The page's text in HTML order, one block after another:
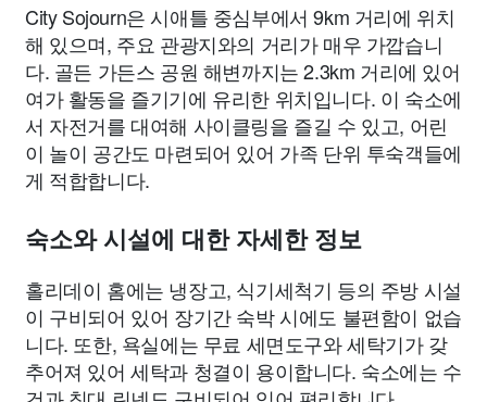
City Sojourn은 시애틀 중심부에서 9km 거리에 위치
해 있으며, 주요 관광지와의 거리가 매우 가깝습니
다. 골든 가든스 공원 해변까지는 2.3km 거리에 있어
여가 활동을 즐기기에 유리한 위치입니다. 이 숙소에
서 자전거를 대여해 사이클링을 즐길 수 있고, 어린
이 놀이 공간도 마련되어 있어 가족 단위 투숙객들에
게 적합합니다.
숙소와 시설에 대한 자세한 정보
홀리데이 홈에는 냉장고, 식기세척기 등의 주방 시설
이 구비되어 있어 장기간 숙박 시에도 불편함이 없습
니다. 또한, 욕실에는 무료 세면도구와 세탁기가 갖
추어져 있어 세탁과 청결이 용이합니다. 숙소에는 수